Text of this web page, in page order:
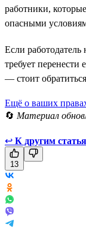
работники,
опасными
Если
требует перенести
— стоит
Ещё о ваших
🔄 Материал
↩ К другим
13